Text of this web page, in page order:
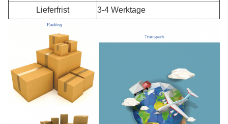
Lieferfrist
3-4 Werktage